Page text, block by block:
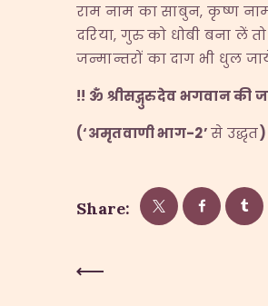
राम नाम का साबुन, कृष्ण
दरिया, गुरु को धोबी बना लें
जन्मान्तरों का दाग भी धुल
!! ॐ श्रीसद्गुरुदेव भगवान की
(‘अमृतवाणी भाग-2’से उद्धृत)
Share:
Post